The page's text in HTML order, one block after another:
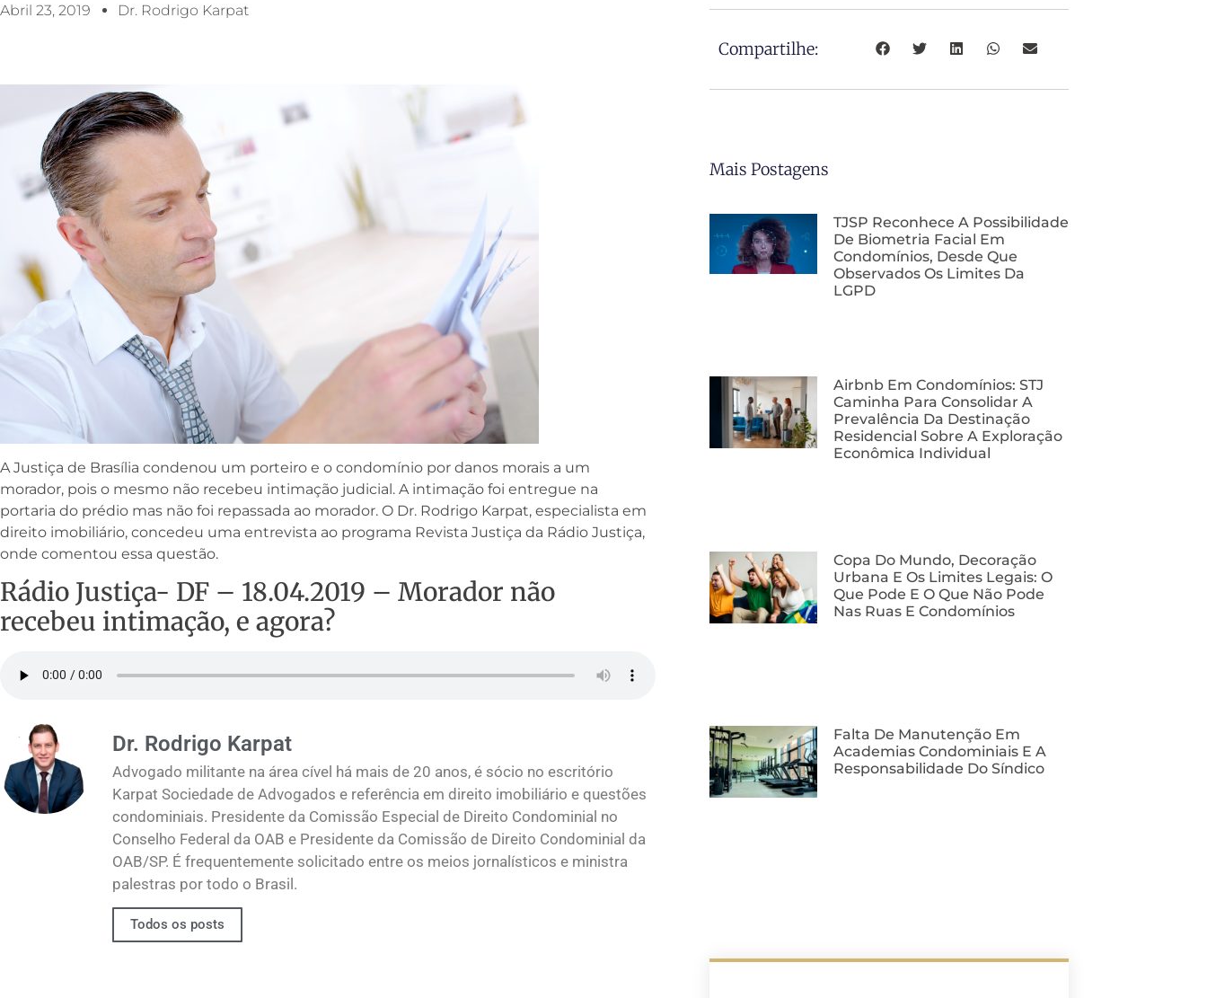
Abril 23, 2019 Dr. Rodrigo Karpat
A Justiça de Brasília condenou um porteiro e o condomínio por danos morais a um
morador, pois o mesmo não recebeu intimação judicial. A intimação foi entregue na
portaria do prédio mas não foi repassada ao morador. O Dr. Rodrigo Karpat, especialista em
direito imobiliário, concedeu uma entrevista ao programa Revista Justiça da Rádio Justiça,
onde comentou essa questão.
Rádio Justiça- DF – 18.04.2019 – Morador não
recebeu intimação, e agora?
Dr. Rodrigo Karpat
Advogado militante na área cível há mais de 20 anos, é sócio no escritório
Karpat Sociedade de Advogados e referência em direito imobiliário e questões
condominiais. Presidente da Comissão Especial de Direito Condominial no
Conselho Federal da OAB e Presidente da Comissão de Direito Condominial da
OAB/SP. É frequentemente solicitado entre os meios jornalísticos e ministra
palestras por todo o Brasil.
Todos os posts
Compartilhe:
Mais Postagens
TJSP Reconhece A Possibilidade
De Biometria Facial Em
Condomínios, Desde Que
Observados Os Limites Da
LGPD
Airbnb Em Condomínios: STJ
Caminha Para Consolidar A
Prevalência Da Destinação
Residencial Sobre A Exploração
Econômica Individual
Copa Do Mundo, Decoração
Urbana E Os Limites Legais: O
Que Pode E O Que Não Pode
Nas Ruas E Condomínios
Falta De Manutenção Em
Academias Condominiais E A
Responsabilidade Do Síndico